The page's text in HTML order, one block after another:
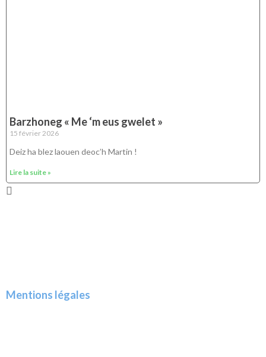
Barzhoneg « Me ‘m eus gwelet »
15 février 2026
Deiz ha blez laouen deoc’h Martin !
Lire la suite »
Mentions légales